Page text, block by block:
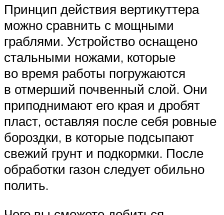
Принцип действия вертикуттера
можно сравнить с мощными
граблями. Устройство оснащено
стальными ножами, которые
во время работы погружаются
в отмерший почвенный слой. Они
приподнимают его края и дробят
пласт, оставляя после себя ровные
бороздки, в которые подсыпают
свежий грунт и подкормки. После
обработки газон следует обильно
полить.